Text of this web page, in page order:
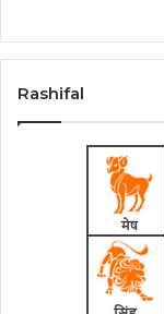
Rashifal